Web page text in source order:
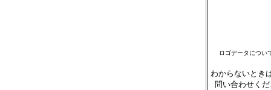
ロゴデータについ
わからないとき
問い合わせくだ